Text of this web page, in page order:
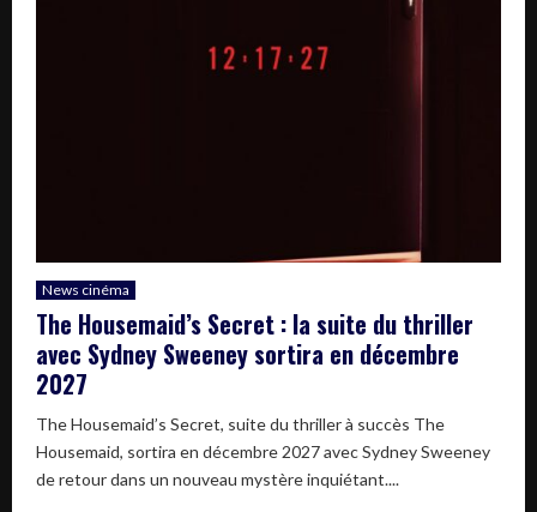
News cinéma
The Housemaid’s Secret : la suite du thriller
avec Sydney Sweeney sortira en décembre
2027
The Housemaid’s Secret, suite du thriller à succès The
Housemaid, sortira en décembre 2027 avec Sydney Sweeney
de retour dans un nouveau mystère inquiétant....